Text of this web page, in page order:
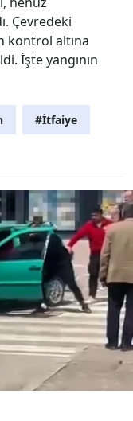
Çevredeki
kontrol altına
İşte yangının
#İtfaiye